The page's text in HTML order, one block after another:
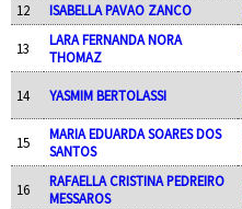
12 ISABELLA PAVAO ZANCO
13
LARA FERNANDA NORA
THOMAZ
14 YASMIM BERTOLASSI
15
MARIA EDUARDA SOARES DOS
SANTOS
16
RAFAELLA CRISTINA PEDREIRO
MESSAROS